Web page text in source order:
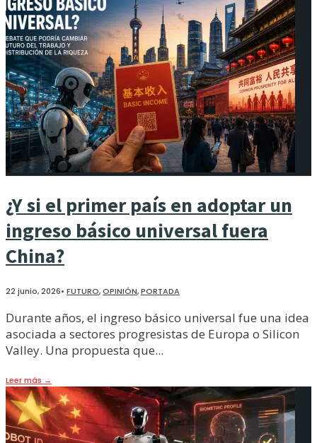
¿Y si el primer país en adoptar un
ingreso básico universal fuera
China?
22 junio, 2026• FUTURO,OPINIÓN,PORTADA
Durante años, el ingreso básico universal fue una idea
asociada a sectores progresistas de Europa o Silicon
Valley. Una propuesta que...
Leer más →